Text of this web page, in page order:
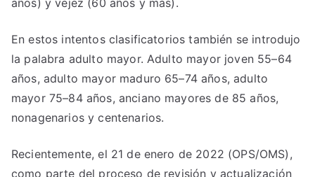
En estos intentos clasificatorios también se introdujo
la palabra adulto mayor. Adulto mayor joven 55–64
años, adulto mayor maduro 65–74 años, adulto
mayor 75–84 años, anciano mayores de 85 años,
nonagenarios y centenarios.
Recientemente, el 21 de enero de 2022 (OPS/OMS),
como parte del proceso de revisión y actualización